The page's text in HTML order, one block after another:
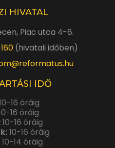
HIVATAL
Piac utca 4-6.
(hivatali időben)
IDŐ
16 óráig
16 óráig
10-16 óráig
10-16 óráig
10-14 óráig